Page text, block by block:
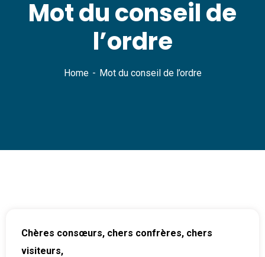
Mot du conseil de
l’ordre
Home Mot du conseil de l’ordre
Chères consœurs, chers confrères, chers
visiteurs,